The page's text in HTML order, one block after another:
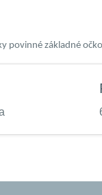
povinné základné